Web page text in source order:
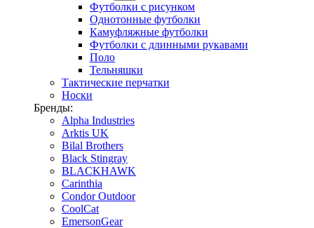
Футболки с рисунком
Однотонные футболки
Камуфляжные футболки
Футболки с длинными рукавами
Поло
Тельняшки
Тактические перчатки
Носки
Бренды:
Alpha Industries
Arktis UK
Bilal Brothers
Black Stingray
BLACKHAWK
Carinthia
Condor Outdoor
CoolCat
EmersonGear